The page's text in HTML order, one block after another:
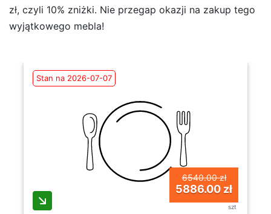
zł, czyli 10% zniżki. Nie przegap okazji na zakup tego
wyjątkowego mebla!
Stan na 2026-07-07
6540.00 zł
5886.00 zł
szt